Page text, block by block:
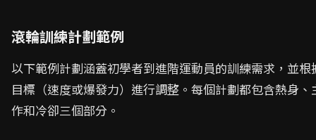
滾輪訓練計劃範例
以下範例計劃涵蓋初學者到進階運動員的訓練需求，並根
目標（速度或爆發力）進行調整。每個計劃都包含熱身、
作和冷卻三個部分。